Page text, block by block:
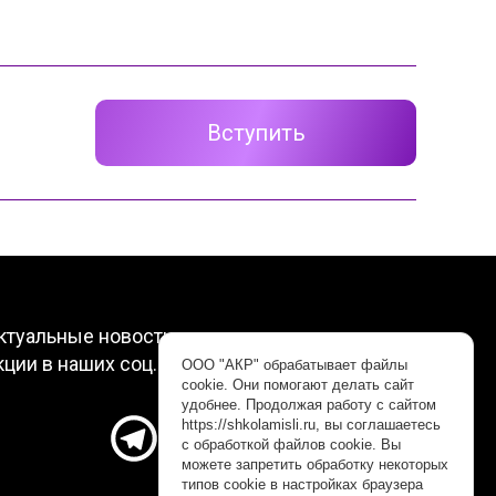
Вступить
новости, интересные видео и
в наших соц.сетях. Подписывайтесь!
ООО "АКР" обрабатывает файлы
cookie. Они помогают делать сайт
удобнее. Продолжая работу с сайтом
https://shkolamisli.ru, вы соглашаетесь
с обработкой файлов cookie. Вы
можете запретить обработку некоторых
типов cookie в настройках браузера